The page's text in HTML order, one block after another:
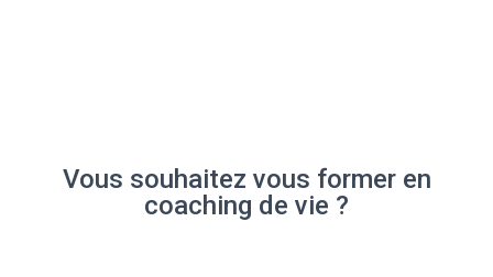
Vous souhaitez vous former en
coaching de vie ?